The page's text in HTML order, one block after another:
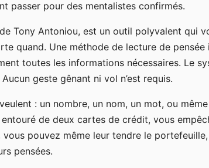
passer pour des mentalistes confirmés.
Tony Antoniou, est un outil polyvalent qui
quand. Une méthode de lecture de
toutes les informations nécessaires. Le
geste gênant ni vol n’est requis.
: un nombre, un nom, un mot, ou
de deux cartes de crédit, vous
vous pouvez même leur tendre le
pensées.